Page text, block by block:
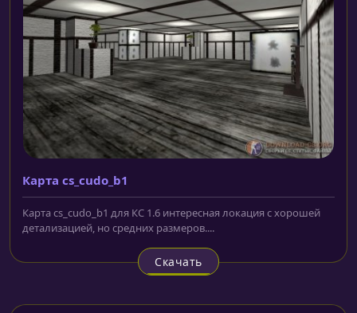
Карта cs_cudo_b1
Карта cs_cudo_b1 для КС 1.6 интересная локация с хорошей
детализацией, но средних размеров....
Скачать